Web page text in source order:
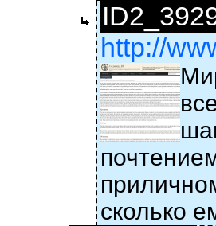
http://
сколько